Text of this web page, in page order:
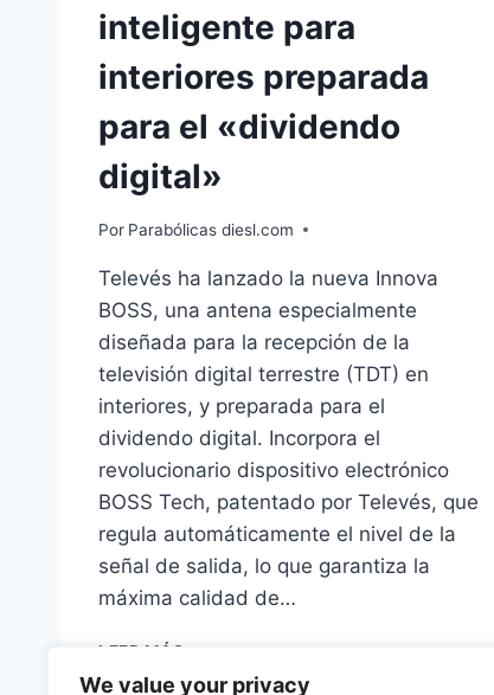
We value your privacy
inteligente para
interiores preparada
para el «dividendo
digital»
Por Parabólicas diesl.com
Televés ha lanzado la nueva Innova
BOSS, una antena especialmente
diseñada para la recepción de la
televisión digital terrestre (TDT) en
interiores, y preparada para el
dividendo digital. Incorpora el
revolucionario dispositivo electrónico
BOSS Tech, patentado por Televés, que
regula automáticamente el nivel de la
señal de salida, lo que garantiza la
máxima calidad de…
LEER MÁS